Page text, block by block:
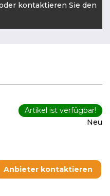
kontaktieren Sie den
Artikel ist verfügbar!
Neu
Anbieter kontaktieren